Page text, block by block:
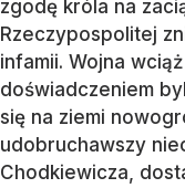
zgodę króla na
Rzeczypospolitej
infamii. Wojna
doświadczeniem
się na ziemi
udobruchawszy
Chodkiewicza,